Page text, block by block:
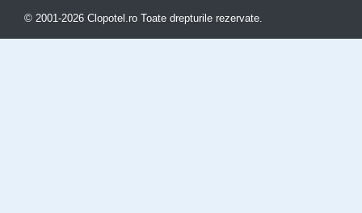
© 2001-2026 Clopotel.ro Toate drepturile rezervate.